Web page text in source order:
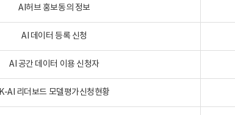
AI허브 홍보동의 정보
AI 데이터 등록 신청
AI 공간 데이터 이용 신청자
K-AI 리더보드 모델평가신청현황